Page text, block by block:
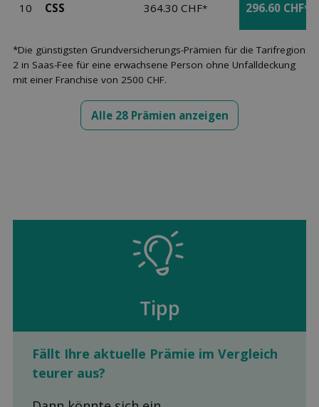
10 CSS 364.30 CHF* 296.60 CHF*
*Die günstigsten Grundversicherungs-Prämien für die Tarifregion
2 in Saas-Fee für eine erwachsene Person ohne Unfalldeckung
mit einer Franchise von 2500 CHF.
Alle 28 Prämien anzeigen
Tipp
Fällt Ihre aktuelle Prämie im Ver­gleich
teurer aus?